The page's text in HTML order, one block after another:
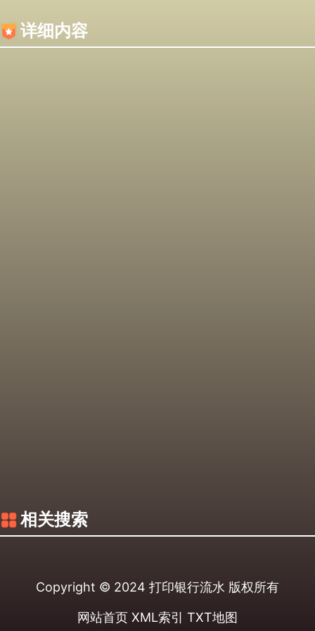
详细内容
相关搜索
Copyright © 2024 打印银行流水 版权所有
网站首页 XML索引 TXT地图